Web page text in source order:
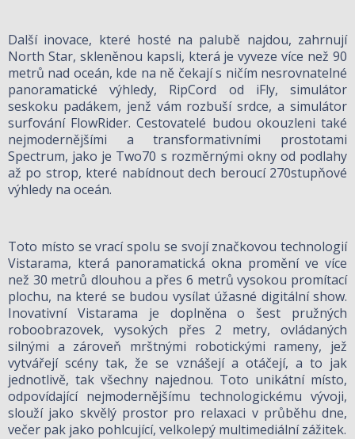
Další inovace, které hosté na palubě najdou, zahrnují
North Star, skleněnou kapsli, která je vyveze více než 90
metrů nad oceán, kde na ně čekají s ničím nesrovnatelné
panoramatické výhledy, RipCord od iFly, simulátor
seskoku padákem, jenž vám rozbuší srdce, a simulátor
surfování FlowRider. Cestovatelé budou okouzleni také
nejmodernějšími a transformativními prostotami
Spectrum, jako je Two70 s rozměrnými okny od podlahy
až po strop, které nabídnout dech beroucí 270stupňové
výhledy na oceán.
Toto místo se vrací spolu se svojí značkovou technologií
Vistarama, která panoramatická okna promění ve více
než 30 metrů dlouhou a přes 6 metrů vysokou promítací
plochu, na které se budou vysílat úžasné digitální show.
Inovativní Vistarama je doplněna o šest pružných
roboobrazovek, vysokých přes 2 metry, ovládaných
silnými a zároveň mrštnými robotickými rameny, jež
vytvářejí scény tak, že se vznášejí a otáčejí, a to jak
jednotlivě, tak všechny najednou. Toto unikátní místo,
odpovídající nejmodernějšímu technologickému vývoji,
slouží jako skvělý prostor pro relaxaci v průběhu dne,
večer pak jako pohlcující, velkolepý multimediální zážitek.